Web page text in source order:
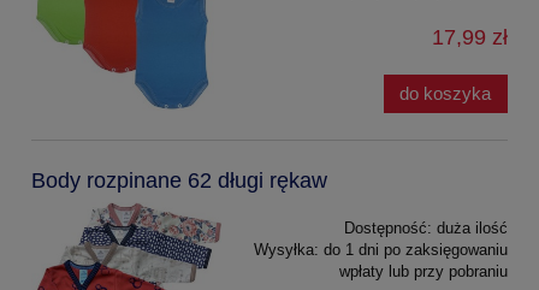
17,99 zł
do koszyka
Body rozpinane 62 długi rękaw
Dostępność: duża ilość
Wysyłka: do 1 dni po zaksięgowaniu
wpłaty lub przy pobraniu